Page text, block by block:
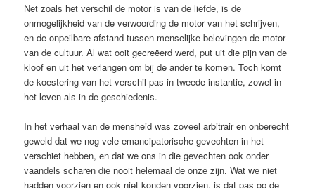
Net zoals het verschil de motor is van de liefde, is de
onmogelijkheid van de verwoording de motor van het schrijven,
en de onpeilbare afstand tussen menselijke ­belevingen de motor
van de cultuur. Al wat ooit gecreëerd werd, put uit die pijn van de
kloof en uit het verlangen om bij de ander te komen. Toch komt
de koestering van het verschil pas in tweede instantie, zowel in
het leven als in de geschiedenis.
In het verhaal van de mensheid was zoveel arbitrair en onberecht
geweld dat we nog vele emancipatorische gevechten in het
verschiet hebben, en dat we ons in die gevechten ook onder
vaandels scharen die nooit helemaal de onze zijn. Wat we niet
hadden voorzien en ook niet konden voorzien, is dat pas op de